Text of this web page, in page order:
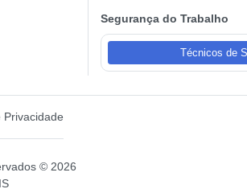
Segurança do Trabalho
Técnicos de
Privacidade
© 2026